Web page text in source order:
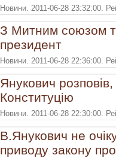
Новини. 2011-06-28 23:32:00.
З Митним союзом
президент
Новини. 2011-06-28 22:36:00.
Янукович
Конституцію
Новини. 2011-06-28 22:30:00.
В.Янукович не
приводу закону